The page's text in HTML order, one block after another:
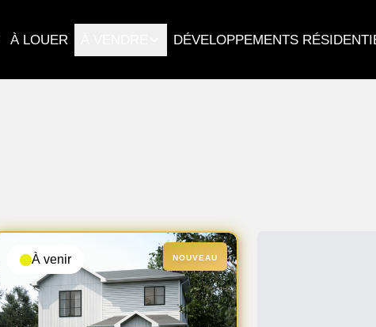
À LOUER DÉVELOPPEMENTS
NOUVEAU
À venir